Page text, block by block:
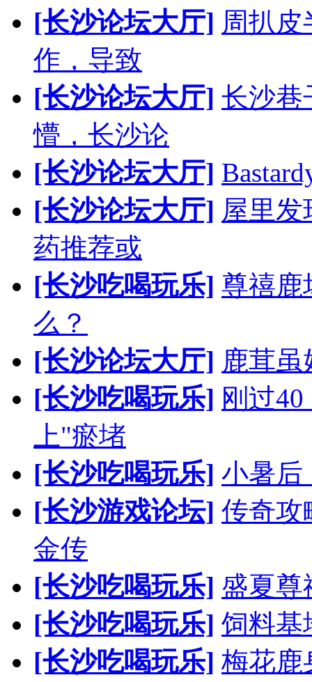
[长沙论坛大厅] 周扒
作，导致
[长沙论坛大厅] 长沙巷
懵，长沙论
[长沙论坛大厅]
[长沙论坛大厅] 屋里
药推荐或
[长沙吃喝玩乐] 尊禧鹿
么？
[长沙论坛大厅] 鹿茸
[长沙吃喝玩乐] 刚过
上"瘀堵
[长沙吃喝玩乐] 小暑后
[长沙游戏论坛] 传奇攻
金传
[长沙吃喝玩乐] 盛夏尊
[长沙吃喝玩乐] 饲料基
[长沙吃喝玩乐] 梅花鹿